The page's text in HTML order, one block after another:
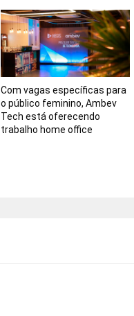
Com vagas específicas para
o público feminino, Ambev
Tech está oferecendo
trabalho home office